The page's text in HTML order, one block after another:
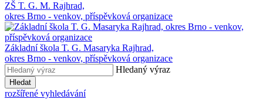
ZŠ T. G. M. Rajhrad,
okres Brno - venkov, příspěvková organizace
Základní škola T. G. Masaryka Rajhrad,
okres Brno - venkov, příspěvková organizace
Hledaný výraz
Hledat
rozšířené vyhledávání